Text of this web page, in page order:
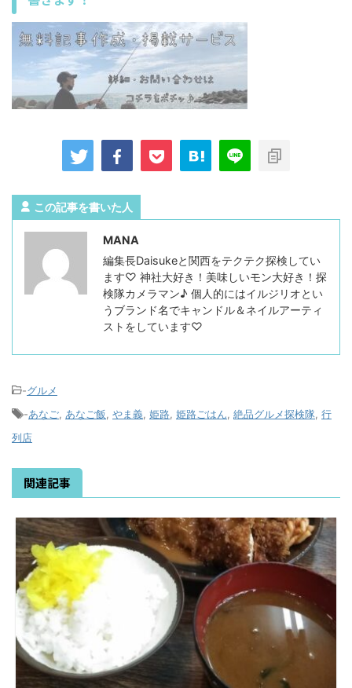
この記事を書いた人
MANA
編集長Daisukeと関西をテクテク探検してい
ます♡ 神社大好き！美味しいモン大好き！探
検隊カメラマン♪ 個人的にはイルジリオとい
うブランド名でキャンドル＆ネイルアーティ
ストをしています♡
-グルメ
-あなご あなご飯 やま義 姫路 姫路ごはん 絶品グルメ探検隊 行
列店
関連記事